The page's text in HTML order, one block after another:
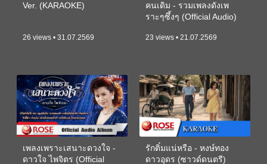
Ver. (KARAOKE)
26 views • 31.07.2569
คนเดิม - รวมเพลงดังเพ
ราะๆซึ้งๆ (Official Audio)
23 views • 21.07.2569
เพลงเพราะเสนาะดวงใจ -
ดาวใจ ไพจิตร (Official
รักติ๋มแน่หรือ - หงษ์ทอง
ดาวอุดร (ซาวด์ดนตรี)